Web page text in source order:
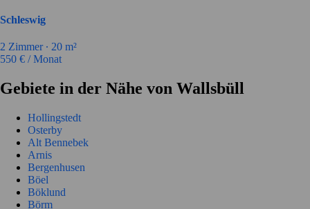
Schleswig
2 Zimmer ∙ 20 m²
550 € / Monat
Gebiete in der Nähe von Wallsbüll
Hollingstedt
Osterby
Alt Bennebek
Arnis
Bergenhusen
Böel
Böklund
Börm